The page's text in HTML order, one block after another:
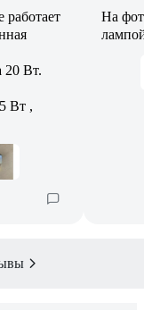
20 Вт.
Вт ,
На